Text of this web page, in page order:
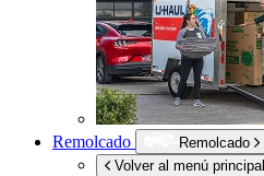
Remolcado
Remolcado
Volver al menú principal